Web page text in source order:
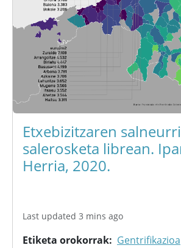
Etxebizitzaren
salerosketa librean.
Herria, 2020.
Last updated 3 mins ago
Etiketa orokorrak Gentrifikazioa